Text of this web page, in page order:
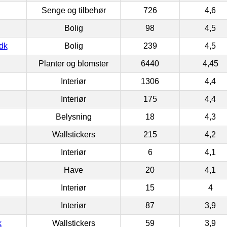
Senge og tilbehør 726 4,6
Bolig 98 4,5
Bolig 239 4,5
Planter og blomster 6440 4,45
Interiør 1306 4,4
Interiør 175 4,4
Belysning 18 4,3
Wallstickers 215 4,2
Interiør 6 4,1
Have 20 4,1
Interiør 15 4
Interiør 87 3,9
Wallstickers 59 3,9